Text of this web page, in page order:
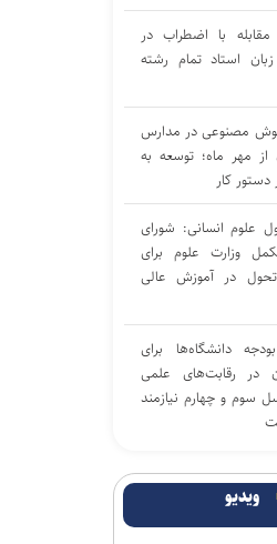
با اضطراب در
استاد تمام رشته
مصنوعی در مدارس
از مهر ماه؛ توسعه به
کار
علوم انسانی: شورای
وزارت علوم برای
در آموزش عالی
دانشگاه‌ها برای
در رقابت‌های علمی
سوم و چهارم نیازمند
۱۴۰۵؛ از موکب‌های عشق تا روضه
به قلم دبیر شورای عالی
ویدیو